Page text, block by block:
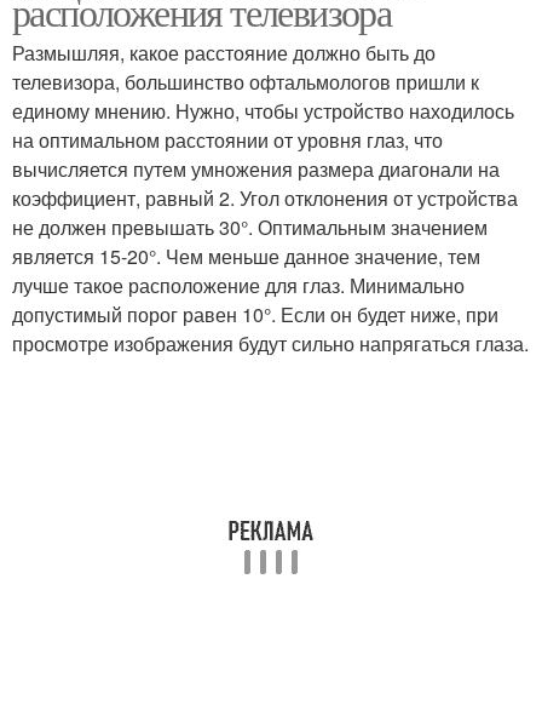
расположения телевизора
Размышляя, какое расстояние должно быть до
телевизора, большинство офтальмологов пришли к
единому мнению. Нужно, чтобы устройство находилось
на оптимальном расстоянии от уровня глаз, что
вычисляется путем умножения размера диагонали на
коэффициент, равный 2. Угол отклонения от устройства
не должен превышать 30°. Оптимальным значением
является 15-20°. Чем меньше данное значение, тем
лучше такое расположение для глаз. Минимально
допустимый порог равен 10°. Если он будет ниже, при
просмотре изображения будут сильно напрягаться глаза.